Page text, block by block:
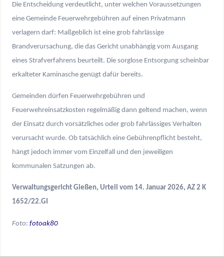
Die Entscheidung verdeutlicht, unter welchen Voraussetzungen
eine Gemeinde Feuerwehrgebühren auf einen Privatmann
verlagern darf: Maßgeblich ist eine grob fahrlässige
Brandverursachung, die das Gericht unabhängig vom Ausgang
eines Strafverfahrens beurteilt. Die sorglose Entsorgung scheinbar
erkalteter Kaminasche genügt dafür bereits.
Gemeinden dürfen Feuerwehrgebühren und
Feuerwehreinsatzkosten regelmäßig dann geltend machen, wenn
der Einsatz durch vorsätzliches oder grob fahrlässiges Verhalten
verursacht wurde. Ob tatsächlich eine Gebührenpflicht besteht,
hängt jedoch immer vom Einzelfall und den jeweiligen
kommunalen Satzungen ab.
Verwaltungsgericht Gießen, Urteil vom 14. Januar 2026, AZ 2 K
1652/22.GI
Foto: fotoak80